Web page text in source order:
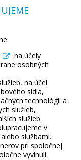
na účely
osobných
na účel
sídla,
technológií a
služieb,
služieb.
v
službami.
pri spoločnej
vyvinuli